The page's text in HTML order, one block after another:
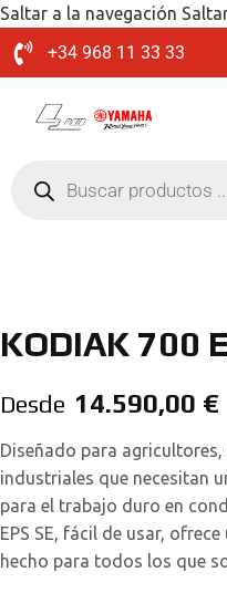
Saltar a la navegación
+34 968 11 33 33
KODIAK 700
Desde 14.590,00 €
Diseñado para
industriales que necesitan
para el trabajo duro en
EPS SE, fácil de usar,
hecho para todos los que